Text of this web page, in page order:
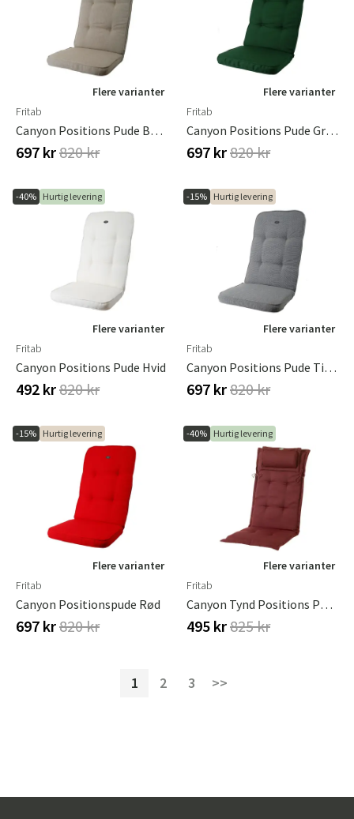
Flere varianter
Fritab
Canyon Positions Pude Beige
697 kr820 kr
Flere varianter
Fritab
Canyon Positions Pude Grøn
697 kr820 kr
-40% Hurtig levering
Flere varianter
Fritab
Canyon Positions Pude Hvid
492 kr820 kr
-15% Hurtig levering
Flere varianter
Fritab
Canyon Positions Pude Titan Grå
697 kr820 kr
-15% Hurtig levering
Flere varianter
Fritab
Canyon Positionspude Rød
697 kr820 kr
-40% Hurtig levering
Flere varianter
Fritab
Canyon Tynd Positions Pude Struktur Dralon Bordeaux
495 kr825 kr
1 2 3 >>